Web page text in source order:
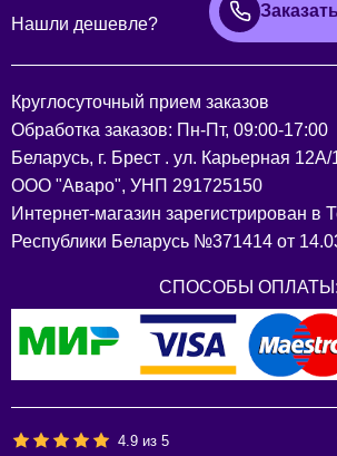
Нашли дешевле?
Круглосуточный прием заказов
Обработка заказов: Пн-Пт, 09:00-17:00
Беларусь, г. Брест . ул. Карьерная 12А/
ООО "Аваро", УНП 291725150
Интернет-магазин зарегистрирован в
Республики Беларусь №371414 от
СПОСОБЫ ОПЛАТЫ:
4.9 из5